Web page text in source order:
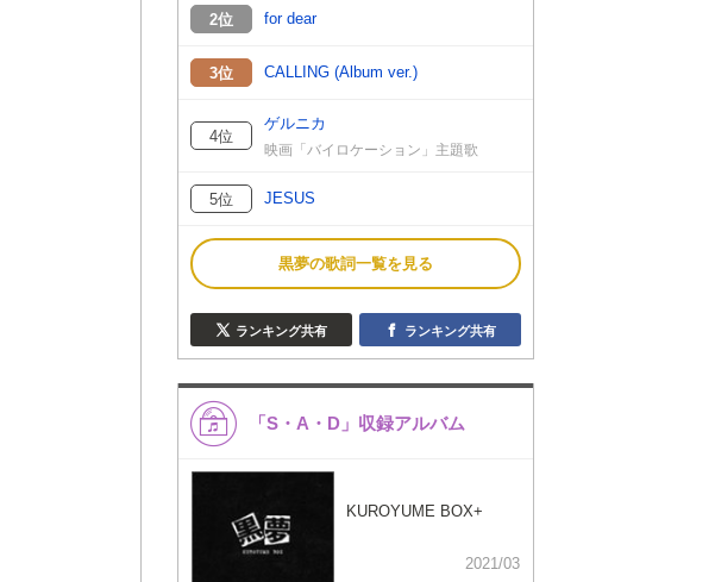
2位 for dear
3位 CALLING (Album ver.)
4位
ゲルニカ
映画「バイロケーション」主題歌
5位 JESUS
黒夢の歌詞一覧を見る
ランキング共有 ランキング共有
「S・A・D」収録アルバム
KUROYUME BOX+
2021/03